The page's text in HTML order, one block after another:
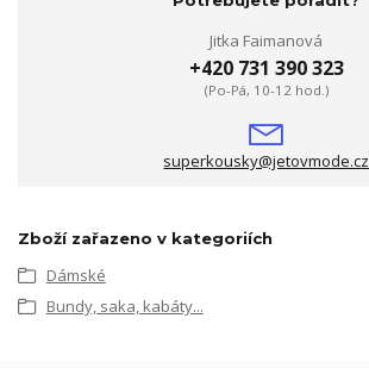
Jitka Faimanová
+420 731 390 323
(Po-Pá, 10-12 hod.)
superkousky@jetovmode.cz
Zboží zařazeno v kategoriích
Dámské
Bundy, saka, kabáty...